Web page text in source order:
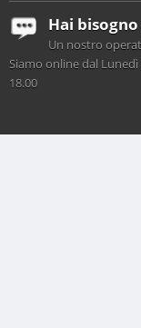
Hai
Un nostro
Siamo online dal Lunedì
18.00